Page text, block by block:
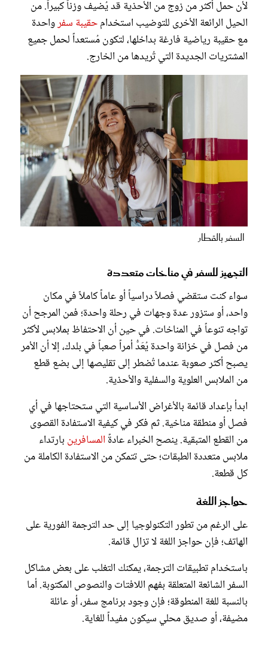
لأن حمل أكثر من زوج من الأحذية قد يُضيف وزناً كبيراً. من
الحيل الرائعة الأخرى للتوضيب استخدامحقيبة سفرواحدة
مع حقيبة رياضية فارغة بداخلها، لتكون مُستعداً لحمل جميع
المشتريات الجديدة التي تُريدها من الخارج.
السفر بالقطار
التجهيز للسفر في مناخات متعددة
سواء كنت ستقضي فصلاً دراسياً أو عاماً كاملاً في مكان
واحد، أو ستزور عدة وجهات في رحلة واحدة؛ فمن المرجح أن
تواجه تنوعاً في المناخات. في حين أن الاحتفاظ بملابس لأكثر
من فصل في خزانة واحدة يُعَدُّ أمراً صعباً في بلدك، إلا أن الأمر
يصبح أكثر صعوبة عندما تُضطر إلى تقليصها إلى بضع قطع
من الملابس العلوية والسفلية والأحذية.
ابدأ بإعداد قائمة بالأغراض الأساسية التي ستحتاجها في أي
فصل أو منطقة مناخية. ثم فكر في كيفية الاستفادة القصوى
من القطع المتبقية. ينصح الخبراء عادةً المسافرين بارتداء
ملابس متعددة الطبقات؛ حتى تتمكن من الاستفادة الكاملة من
كل قطعة.
حواجز اللغة
على الرغم من تطور التكنولوجيا إلى حد الترجمة الفورية على
الهاتف؛ فإن حواجز اللغة لا تزال قائمة.
باستخدام تطبيقات الترجمة، يمكنك التغلب على بعض مشاكل
السفر الشائعة المتعلقة بفهم اللافتات والنصوص المكتوبة. أما
بالنسبة للغة المنطوقة؛ فإن وجود برنامج سفر، أو عائلة
مضيفة، أو صديق محلي سيكون مفيداً للغاية.